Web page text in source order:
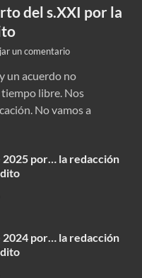
del s.XXI por la
un comentario
un acuerdo no
libre. Nos
No vamos a
2025 por… la redacción
2024 por… la redacción